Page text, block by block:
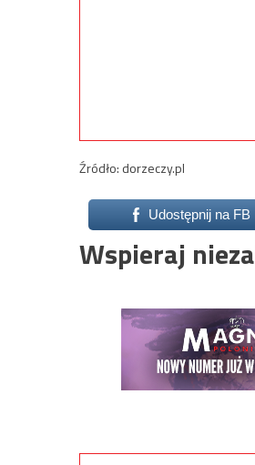
Źródło: dorzeczy.pl
Udostępnij na FB
Wspieraj